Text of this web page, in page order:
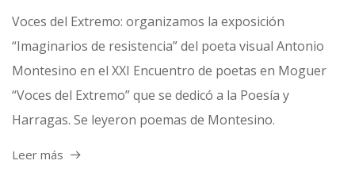
Voces del Extremo: organizamos la exposición
“Imaginarios de resistencia” del poeta visual Antonio
Montesino en el XXI Encuentro de poetas en Moguer
“Voces del Extremo” que se dedicó a la Poesía y
Harragas. Se leyeron poemas de Montesino.
Leer más